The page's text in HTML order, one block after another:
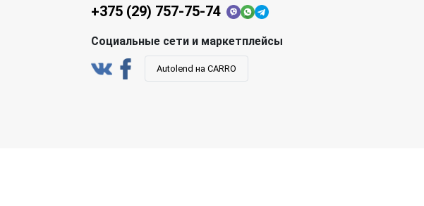
+375 (29) 757-75-74
Социальные сети и маркетплейсы
Autolend на CARRO